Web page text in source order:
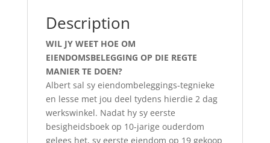
Description
WIL JY WEET HOE OM
EIENDOMSBELEGGING OP DIE REGTE
MANIER TE DOEN?
Albert sal sy eiendombeleggings-tegnieke
en lesse met jou deel tydens hierdie 2 dag
werkswinkel. Nadat hy sy eerste
besigheidsboek op 10-jarige ouderdom
gelees het, sy eerste eiendom op 19 gekoop